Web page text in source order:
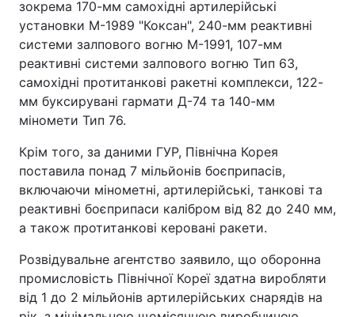
зокрема 170-мм самохідні артилерійські
установки М-1989 "Коксан", 240-мм реактивні
системи залпового вогню М-1991, 107-мм
реактивні системи залпового вогню Тип 63,
самохідні протитанкові ракетні комплекси, 122-
мм буксирувані гармати Д-74 та 140-мм
міномети Тип 76.
Крім того, за даними ГУР, Північна Корея
поставила понад 7 мільйонів боєприпасів,
включаючи мінометні, артилерійські, танкові та
реактивні боєприпаси калібром від 82 до 240 мм,
а також протитанкові керовані ракети.
Розвідувальне агентство заявило, що оборонна
промисловість Північної Кореї здатна виробляти
від 1 до 2 мільйонів артилерійських снарядів на